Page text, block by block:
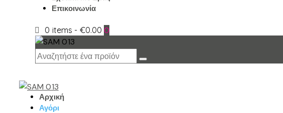
Επικοινωνία
0 items - €0.00 0
Αρχική
Αγόρι